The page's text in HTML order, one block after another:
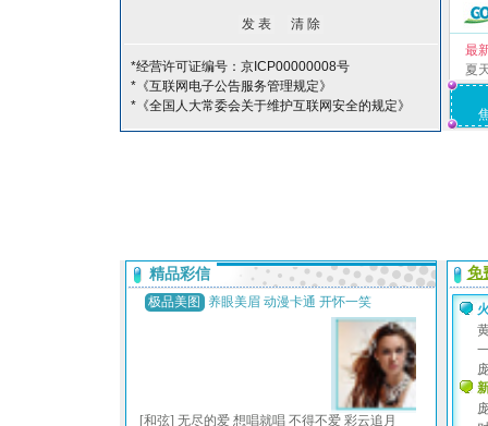
*经营许可证编号：京ICP00000008号
*《互联网电子公告服务管理规定》
*《全国人大常委会关于维护互联网安全的规定》
最
夏